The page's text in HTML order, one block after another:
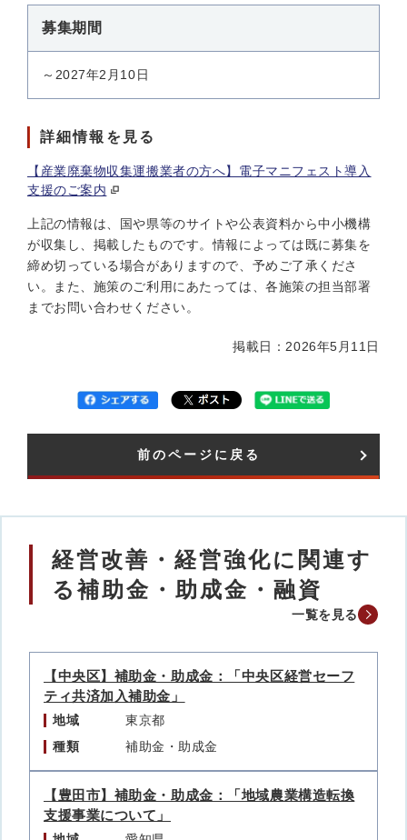
募集期間
～2027年2月10日
詳細情報を見る
【産業廃棄物収集運搬業者の方へ】電子マニフェスト導入
支援のご案内
上記の情報は、国や県等のサイトや公表資料から中小機構
が収集し、掲載したものです。情報によっては既に募集を
締め切っている場合がありますので、予めご了承くださ
い。また、施策のご利用にあたっては、各施策の担当部署
までお問い合わせください。
掲載日：2026年5月11日
前のページに戻る
経営改善・経営強化に関連す
る補助金・助成金・融資
一覧を見る
【中央区】補助金・助成金：「中央区経営セーフ
ティ共済加入補助金」
地域
東京都
種類
補助金・助成金
【豊田市】補助金・助成金：「地域農業構造転換
支援事業について」